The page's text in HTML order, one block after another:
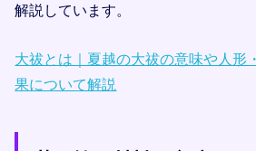
解説しています。
大祓とは｜夏越の大祓の意味や人形
果について解説